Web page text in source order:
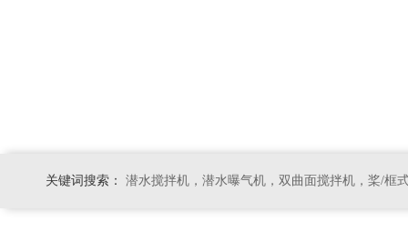
关键词搜索： 潜水搅拌机，潜水曝气机，双曲面搅拌机，桨/框式搅拌